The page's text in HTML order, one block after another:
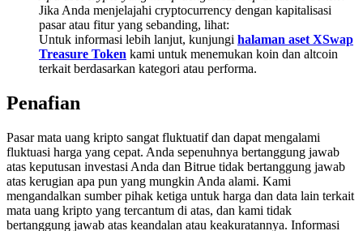
Deposit CASHCAT & Win
Share 500000 CASHCAT prize pool
Register & Trade to Win 500,000 USDT
Precious Metals Trading Carnival
Jika Anda menjelajahi cryptocurrency dengan kapitalisasi
pasar atau fitur yang sebanding, lihat:
Untuk informasi lebih lanjut, kunjungi halaman aset XSwap
Treasure Token kami untuk menemukan koin dan altcoin
terkait berdasarkan kategori atau performa.
Penafian
Pasar mata uang kripto sangat fluktuatif dan dapat mengalami
fluktuasi harga yang cepat. Anda sepenuhnya bertanggung jawab
atas keputusan investasi Anda dan Bitrue tidak bertanggung jawab
atas kerugian apa pun yang mungkin Anda alami. Kami
mengandalkan sumber pihak ketiga untuk harga dan data lain terkait
mata uang kripto yang tercantum di atas, dan kami tidak
bertanggung jawab atas keandalan atau keakuratannya. Informasi